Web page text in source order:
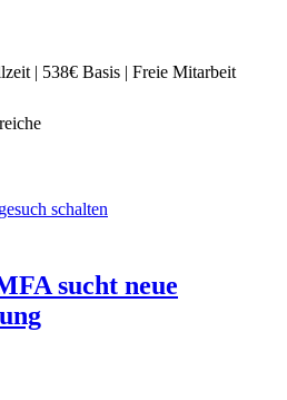
| 538€ Basis | Freie Mitarbeit
schalten
sucht neue